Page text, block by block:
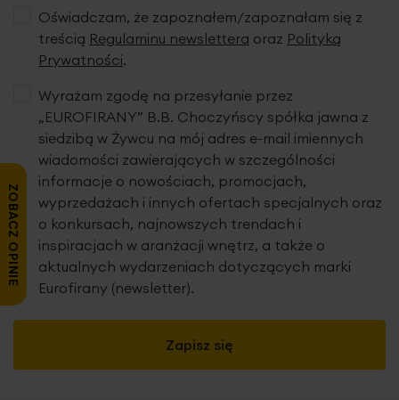
Oświadczam, że zapoznałem/zapoznałam się z
treścią Regulaminu newslettera oraz Polityką
Prywatności.
Zapisz się
Wyrażam zgodę na przesyłanie przez
„EUROFIRANY” B.B. Choczyńscy spółka jawna z
siedzibą w Żywcu na mój adres e-mail imiennych
wiadomości zawierających w szczególności
informacje o nowościach, promocjach,
wyprzedażach i innych ofertach specjalnych oraz
o konkursach, najnowszych trendach i
inspiracjach w aranżacji wnętrz, a także o
aktualnych wydarzeniach dotyczących marki
Eurofirany (newsletter).
ZOBACZ OPINIE